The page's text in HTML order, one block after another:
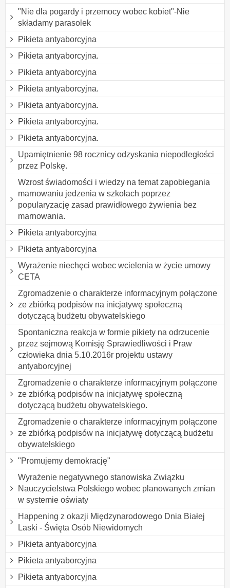
"Nie dla pogardy i przemocy wobec kobiet"-Nie
składamy parasolek
Pikieta antyaborcyjna
Pikieta antyaborcyjna.
Pikieta antyaborcyjna
Pikieta antyaborcyjna.
Pikieta antyaborcyjna.
Pikieta antyaborcyjna.
Pikieta antyaborcyjna.
Upamiętnienie 98 rocznicy odzyskania niepodległości
przez Polskę.
Wzrost świadomości i wiedzy na temat zapobiegania
marnowaniu jedzenia w szkołach poprzez
popularyzację zasad prawidłowego żywienia bez
marnowania.
Pikieta antyaborcyjna
Pikieta antyaborcyjna
Wyrażenie niechęci wobec wcielenia w życie umowy
CETA
Zgromadzenie o charakterze informacyjnym połączone
ze zbiórką podpisów na inicjatywę społeczną
dotyczącą budżetu obywatelskiego
Spontaniczna reakcja w formie pikiety na odrzucenie
przez sejmową Komisję Sprawiedliwości i Praw
człowieka dnia 5.10.2016r projektu ustawy
antyaborcyjnej
Zgromadzenie o charakterze informacyjnym połączone
ze zbiórką podpisów na inicjatywę społeczną
dotyczącą budżetu obywatelskiego.
Zgromadzenie o charakterze informacyjnym połączone
ze zbiórką podpisów na inicjatywę dotyczącą budżetu
obywatelskiego
"Promujemy demokrację"
Wyrażenie negatywnego stanowiska Związku
Nauczycielstwa Polskiego wobec planowanych zmian
w systemie oświaty
Happening z okazji Międzynarodowego Dnia Białej
Laski - Święta Osób Niewidomych
Pikieta antyaborcyjna
Pikieta antyaborcyjna
Pikieta antyaborcyjna